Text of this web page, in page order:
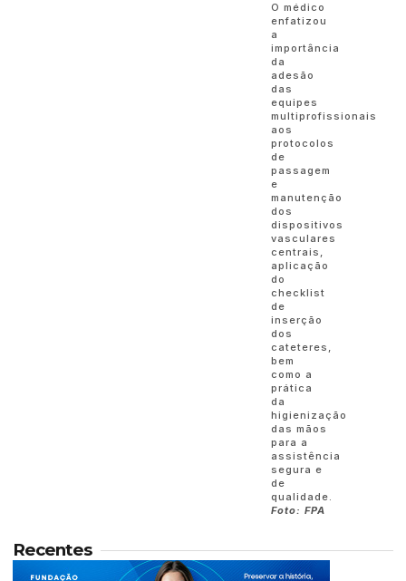
O médico
enfatizou
a
importância
da
adesão
das
equipes
multiprofissionais
aos
protocolos
de
passagem
e
manutenção
dos
dispositivos
vasculares
centrais,
aplicação
do
checklist
de
inserção
dos
cateteres,
bem
como a
prática
da
higienização
das mãos
para a
assistência
segura e
de
qualidade.
Foto: FPA
Recentes